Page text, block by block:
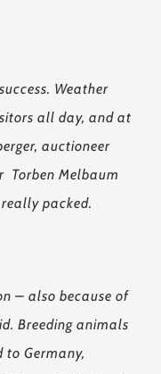
Weather
all day, and at
auctioneer
Torben Melbaum
packed.
– also because of
Breeding animals
to Germany,